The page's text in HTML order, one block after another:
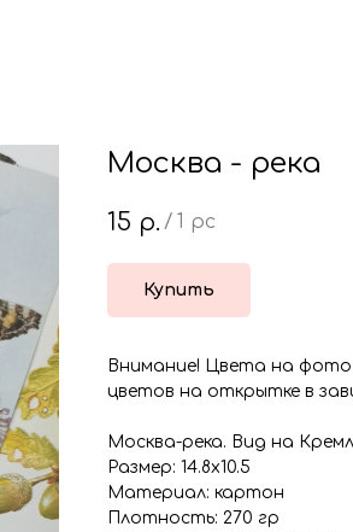
Москва - река
15 р. / 1 pc
Купить
Внимание! Цвета на
цветов на открытке в
Москва-река. Вид на
Размер: 14.8х10.5
Материал: картон
Плотность: 270 гр